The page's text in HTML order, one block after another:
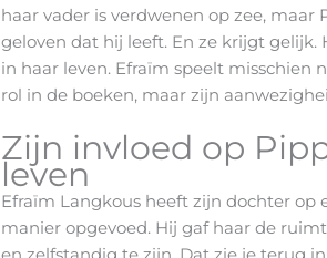
haar vader is verdwenen op zee, maar
geloven dat hij leeft. En ze krijgt
in haar leven. Efraïm speelt misschien
rol in de boeken, maar zijn
Zijn invloed op
leven
Efraïm Langkous heeft zijn dochter op
manier opgevoed. Hij gaf haar de